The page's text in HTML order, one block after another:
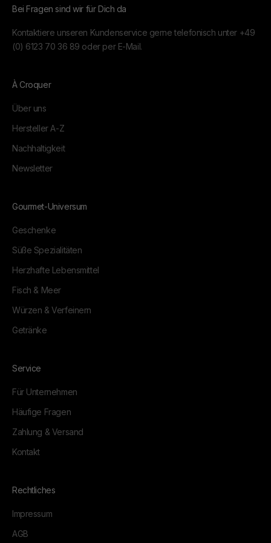
Bei Fragen sind wir für Dich da
Kontaktiere unseren Kundenservice gerne telefonisch unter +49
(0) 6123 70 36 89 oder per E-Mail.
À Croquer
Über uns
Hersteller A-Z
Nachhaltigkeit
Newsletter
Gourmet-Universum
Geschenke
Süße Spezialitäten
Herzhafte Lebensmittel
Fisch & Meer
Würzen & Verfeinern
Getränke
Service
Für Unternehmen
Häufige Fragen
Zahlung & Versand
Kontakt
Rechtliches
Impressum
AGB